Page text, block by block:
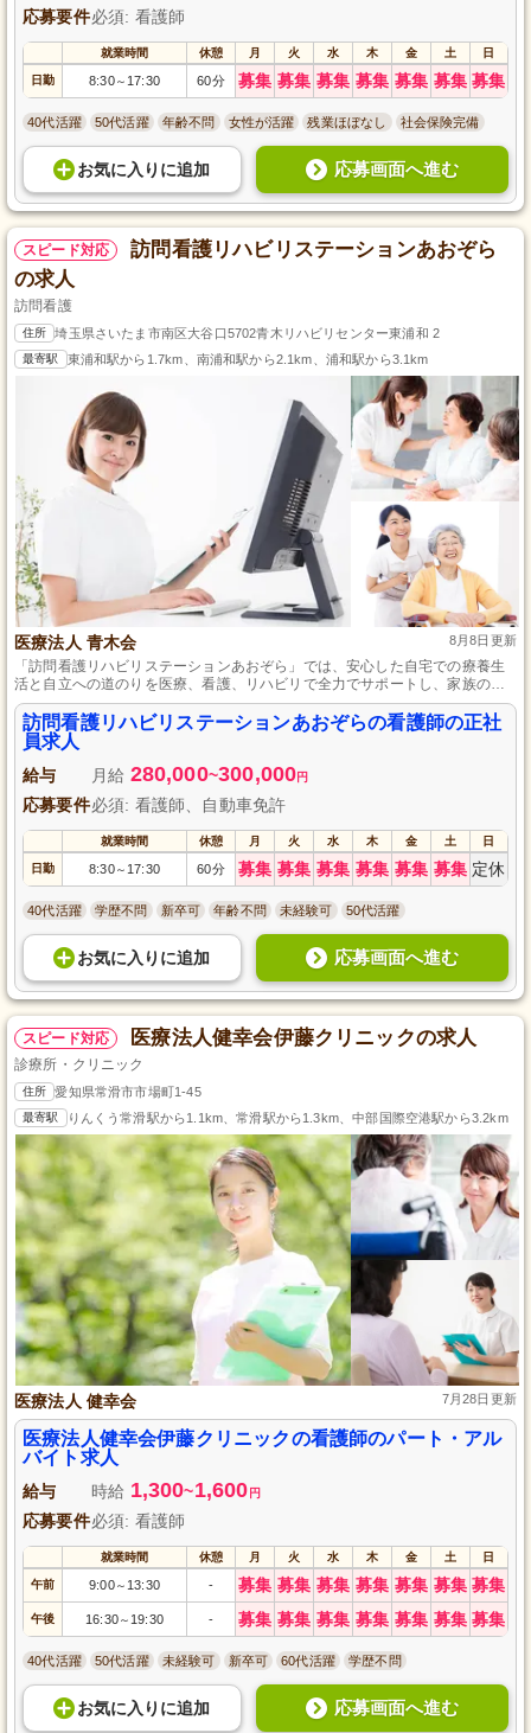
応募要件必須: 看護師
就業時間 休憩 月 火 水 木 金 土 日
日勤 8:30～ 17:30 60分 募集 募集 募集 募集 募集 募集 募集
40代活躍 50代活躍 年齢不問 女性が活躍 残業ほぼなし 社会保険完備
お気に入り に追加 応募画面へ進む
スピード対応
訪問看護リハビリステーションあおぞら
の求人
訪問看護
住所 埼玉県さいたま市南区大谷口5702青木リハビリセンター東浦和 2
最寄駅 東浦和駅から1.7km、南浦和駅から2.1km、浦和駅から3.1km
医療法人 青木会 8月8日更新
「訪問看護リハビリステーションあおぞら」では、安心した自宅での療養生
活と自立への道のりを医療、看護、リハビリで全力でサポートし、家族の相
談や助言も行っています。
訪問看護リハビリステーションあおぞらの看護師の正社
員求人
給与 月給 280,000~300,000円
応募要件必須: 看護師、自動車免許
就業時間 休憩 月 火 水 木 金 土 日
日勤 8:30～ 17:30 60分 募集 募集 募集 募集 募集 募集 定休
40代活躍 学歴不問 新卒可 年齢不問 未経験可 50代活躍
お気に入り に追加 応募画面へ進む
スピード対応 医療法人健幸会伊藤クリニックの求人
診療所・クリニック
住所 愛知県常滑市市場町1-45
最寄駅 りんくう常滑駅から1.1km、常滑駅から1.3km、中部国際空港駅から3.2km
医療法人 健幸会 7月28日更新
医療法人健幸会伊藤クリニックの看護師のパート・アル
バイト求人
給与 時給 1,300~1,600 円
応募要件必須: 看護師
就業時間 休憩 月 火 水 木 金 土 日
午前 9:00～ 13:30 - 募集 募集 募集 募集 募集 募集 募集
午後 16:30～ 19:30 - 募集 募集 募集 募集 募集 募集 募集
40代活躍 50代活躍 未経験可 新卒可 60代活躍 学歴不問
お気に入り に追加 応募画面へ進む